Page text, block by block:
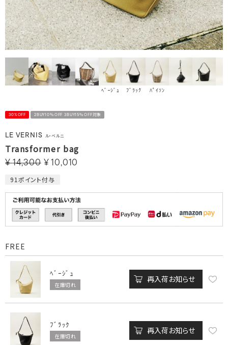
ﾍﾞｰｼﾞｭ ﾌﾞﾗｯｸ ﾊﾟｲｿﾝ
30%OFF 2BUY10％OFF 3BUY15％OFF対象
LE VERNIS ル・ベルニ
Transformer bag
¥ 14,300 ¥ 10,010
91 ポイント付与
FREE
ﾍﾞｰｼﾞｭ
在庫切れ
再入荷お知らせ
ﾌﾞﾗｯｸ
在庫切れ
再入荷お知らせ